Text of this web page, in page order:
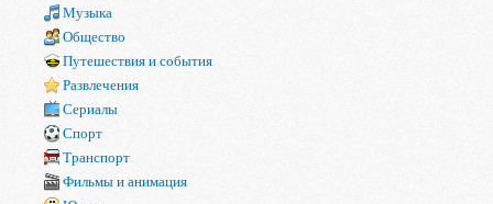
Музыка
Общество
Путешествия и события
Развлечения
Сериалы
Спорт
Транспорт
Фильмы и анимация